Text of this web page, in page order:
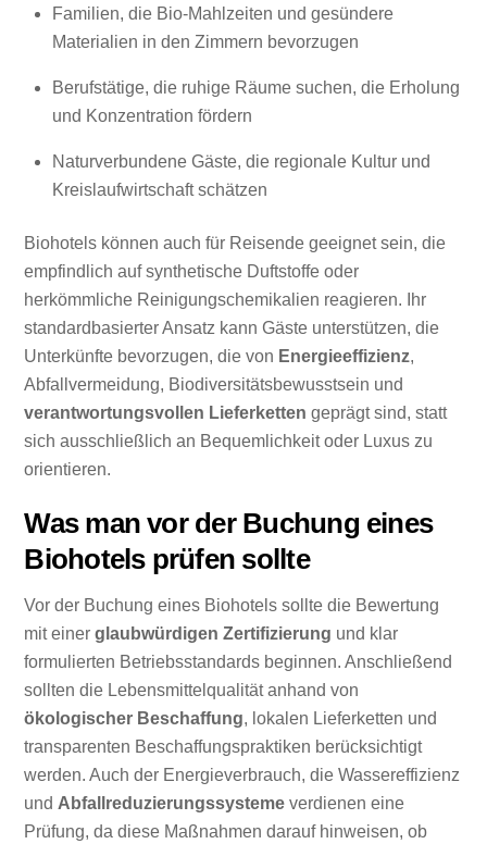
Familien, die Bio-Mahlzeiten und gesündere
Materialien in den Zimmern bevorzugen
Berufstätige, die ruhige Räume suchen, die Erholung
und Konzentration fördern
Naturverbundene Gäste, die regionale Kultur und
Kreislaufwirtschaft schätzen
Biohotels können auch für Reisende geeignet sein, die
empfindlich auf synthetische Duftstoffe oder
herkömmliche Reinigungschemikalien reagieren. Ihr
standardbasierter Ansatz kann Gäste unterstützen, die
Unterkünfte bevorzugen, die von Energieeffizienz,
Abfallvermeidung, Biodiversitätsbewusstsein und
verantwortungsvollen Lieferketten geprägt sind, statt
sich ausschließlich an Bequemlichkeit oder Luxus zu
orientieren.
Was man vor der Buchung eines
Biohotels prüfen sollte
Vor der Buchung eines Biohotels sollte die Bewertung
mit einerglaubwürdigen Zertifizierung und klar
formulierten Betriebsstandards beginnen. Anschließend
sollten die Lebensmittelqualität anhand von
ökologischer Beschaffung, lokalen Lieferketten und
transparenten Beschaffungspraktiken berücksichtigt
werden. Auch der Energieverbrauch, die Wassereffizienz
und Abfallreduzierungssysteme verdienen eine
Prüfung, da diese Maßnahmen darauf hinweisen, ob